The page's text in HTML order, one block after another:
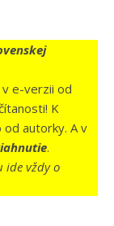
v e-verzii od
K
autorky. A v
.
ide vždy o